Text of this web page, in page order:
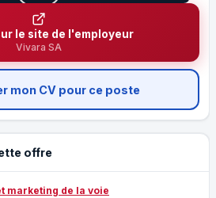
le site de l'employeur
Vivara SA
mon CV pour ce poste
offre
marketing de la voie